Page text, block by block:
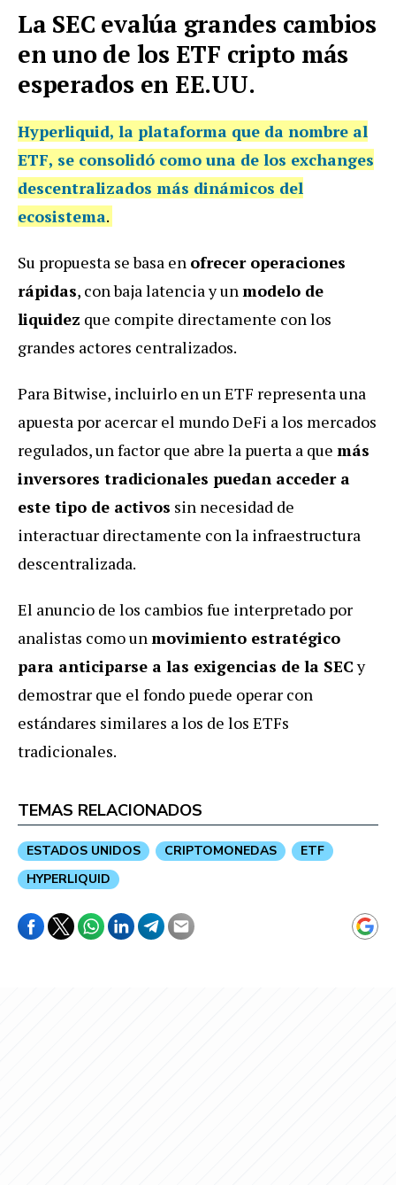
La SEC evalúa grandes cambios
en uno de los ETF cripto más
esperados en EE.UU.
Hyperliquid, la plataforma que da nombre al
ETF, se consolidó como una de los exchanges
descentralizados más dinámicos del
ecosistema.
Su propuesta se basa en ofrecer operaciones
rápidas, con baja latencia y unmodelo de
liquidez que compite directamente con los
grandes actores centralizados.
Para Bitwise, incluirlo en un ETF representa una
apuesta por acercar el mundo DeFi a los mercados
regulados, un factor que abre la puerta a que más
inversores tradicionales puedan acceder a
este tipo de activos sin necesidad de
interactuar directamente con la infraestructura
descentralizada.
El anuncio de los cambios fue interpretado por
analistas como unmovimiento estratégico
para anticiparse a las exigencias de la SECy
demostrar que el fondo puede operar con
estándares similares a los de los ETFs
tradicionales.
TEMAS RELACIONADOS
ESTADOS UNIDOS CRIPTOMONEDAS
ETF
HYPERLIQUID